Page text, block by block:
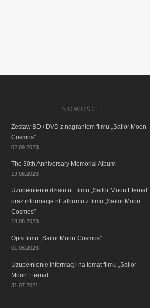
NOWOŚCI
Zestaw BD / DVD z nagraniem filmu „Sailor Moon
Cosmos”
02.09.2023
The 30th Anniversary Memorial Album
19.08.2023
Uzupełnienie działu nt. filmu „Sailor Moon Eternal”
oraz informacje nt. albumu z filmu „Sailor Moon
Cosmos”
18.08.2023
Opis filmu „Sailor Moon Cosmos”
01.08.2023
Uzupełnienie informacji na temat filmu „Sailor
Moon Eternal”
31.07.2021